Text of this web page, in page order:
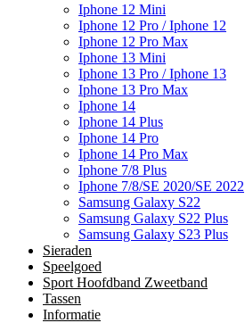
Iphone 12 Mini
Iphone 12 Pro / Iphone 12
Iphone 12 Pro Max
Iphone 13 Mini
Iphone 13 Pro / Iphone 13
Iphone 13 Pro Max
Iphone 14
Iphone 14 Plus
Iphone 14 Pro
Iphone 14 Pro Max
Iphone 7/8 Plus
Iphone 7/8/SE 2020/SE 2022
Samsung Galaxy S22
Samsung Galaxy S22 Plus
Samsung Galaxy S23 Plus
Sieraden
Speelgoed
Sport Hoofdband Zweetband
Tassen
Informatie